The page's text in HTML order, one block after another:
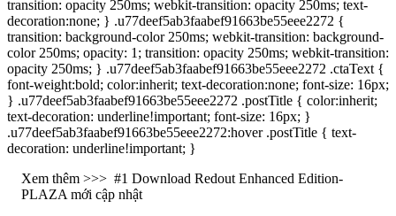
transition: opacity 250ms; webkit-transition: opacity 250ms; text-
decoration:none; } .u77deef5ab3faabef91663be55eee2272 {
transition: background-color 250ms; webkit-transition: background-
color 250ms; opacity: 1; transition: opacity 250ms; webkit-transition:
opacity 250ms; } .u77deef5ab3faabef91663be55eee2272 .ctaText {
font-weight:bold; color:inherit; text-decoration:none; font-size: 16px;
} .u77deef5ab3faabef91663be55eee2272 .postTitle { color:inherit;
text-decoration: underline!important; font-size: 16px; }
.u77deef5ab3faabef91663be55eee2272:hover .postTitle { text-
decoration: underline!important; }
Xem thêm >>> #1 Download Redout Enhanced Edition-
PLAZA mới cập nhật